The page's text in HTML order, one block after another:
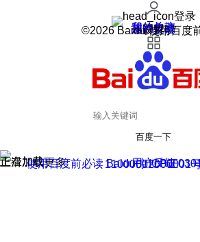
登录
我的关注
我的收藏
皮肤中心
用户反馈
设置
©2026 Baidu 使用百度
百度一下
正在加载
上滑加载更多 用户反馈
使用百度前必读 Baidu 京ICP证
京公网安备11000002000001